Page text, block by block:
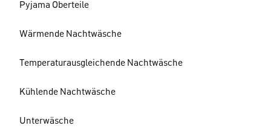
Pyjama Oberteile
Wärmende Nachtwäsche
Temperaturausgleichende Nachtwäsche
Kühlende Nachtwäsche
Unterwäsche